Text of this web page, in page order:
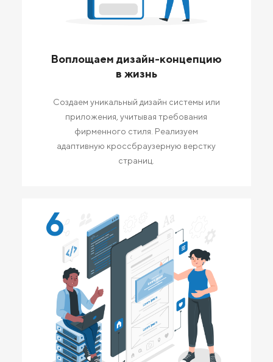
Воплощаем дизайн-концепцию
в жизнь
Создаем уникальный дизайн системы или
приложения, учитывая требования
фирменного стиля. Реализуем
адаптивную кроссбраузерную верстку
страниц.
6